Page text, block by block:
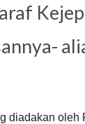
diadakan oleh